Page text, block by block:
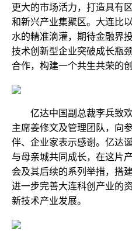
更大的市场活力，打造具有
和新兴产业集聚区。大连比
水的精准滴灌，期待金融界
技术创新型企业突破成长瓶
合作，构建一个共生共荣的
亿达中国副总裁李兵致
主席姜修文及管理团队，向
伴、企业家表示感谢。亿达
与母亲城共同成长，在这片
会及其后续的系列举措，搭
进一步完善大连科创产业的
新技术产业发展。